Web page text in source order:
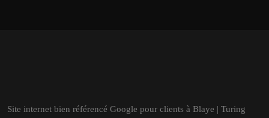
Site internet bien référencé Google pour clients à Blaye | Turing